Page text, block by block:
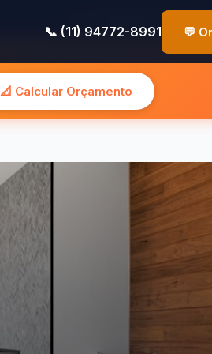
✉️
📞 (11) 94772-8991 💬
📐 Calcular Orçamento